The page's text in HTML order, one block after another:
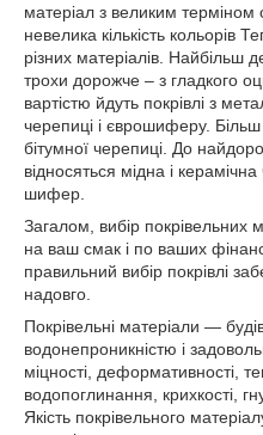
матеріал з великим терміном
невелика кількість кольорів
різних матеріалів. Найбільш
трохи дорожче – з гладкого
вартістю йдуть покрівлі з
черепиці і єврошиферу. Більш
бітумної черепиці. До
відносяться мідна і
шифер.
Загалом, вибір покрівельних
на ваш смак і по ваших
правильний вибір покрівлі
надовго.
Покрівельні матеріали —
водонепроникністю і
міцності, деформативності,
водопоглинання, крихкості,
Якість покрівельного